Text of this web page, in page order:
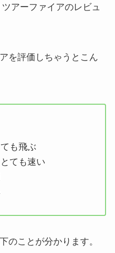
アーファイアのレビュ
を評価しちゃうとこん
も飛ぶ
ても速い
のことが分かります。